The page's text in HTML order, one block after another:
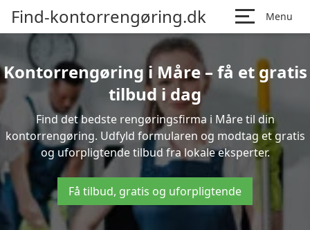
Find-kontorrengøring.dk Menu
Kontorrengøring i Måre – få et gratis
tilbud i dag
Find det bedste rengøringsfirma i Måre til din
kontorrengøring. Udfyld formularen og modtag et gratis
og uforpligtende tilbud fra lokale eksperter.
Få tilbud, gratis og uforpligtende